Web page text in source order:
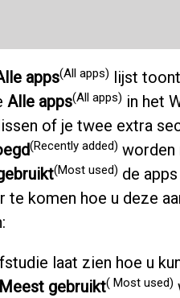
apps(All apps) lijst
Alle apps(All apps) in het
of je twee extra
(Recently added) worden
(Most used) de
komen hoe u deze
laat zien hoe u
Meest gebruikt( Most used)